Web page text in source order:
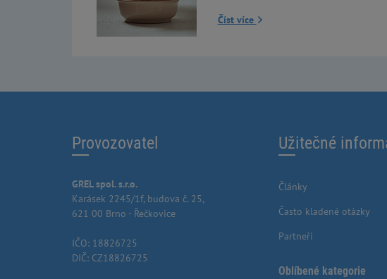
Číst více
Provozovatel
GREL spol. s.r.o.
Karásek 2245/1f, budova č. 25,
621 00 Brno - Řečkovice
IČO: 18826725
DIČ: CZ18826725
Užitečné
Články
Často kladené otázky
Partneři
Oblíbené kategorie